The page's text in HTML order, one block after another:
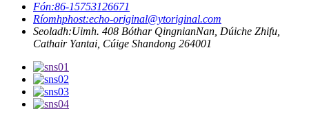
Fón:86-15753126671
Ríomhphost:echo-original@ytoriginal.com
Seoladh:Uimh. 408 Bóthar QingnianNan, Dúiche Zhifu,
Cathair Yantai, Cúige Shandong 264001